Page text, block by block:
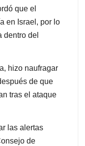
que el
en Israel, por lo
dentro del
hizo naufragar
de que
tras el ataque
las alertas
de